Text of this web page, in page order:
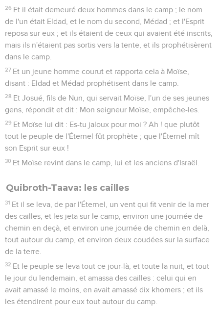
26 Et il était demeuré deux hommes dans le camp ; le nom
de l'un était Eldad, et le nom du second, Médad ; et l'Esprit
reposa sur eux ; et ils étaient de ceux qui avaient été inscrits,
mais ils n'étaient pas sortis vers la tente, et ils prophétisèrent
dans le camp.
27 Et un jeune homme courut et rapporta cela à Moïse,
disant : Eldad et Médad prophétisent dans le camp.
28 Et Josué, fils de Nun, qui servait Moïse, l'un de ses jeunes
gens, répondit et dit : Mon seigneur Moïse, empêche-les.
29 Et Moïse lui dit : Es-tu jaloux pour moi ? Ah ! que plutôt
tout le peuple de l'Éternel fût prophète ; que l'Éternel mît
son Esprit sur eux !
30 Et Moïse revint dans le camp, lui et les anciens d'Israël.
Quibroth-Taava: les cailles
31 Et il se leva, de par l'Éternel, un vent qui fit venir de la mer
des cailles, et les jeta sur le camp, environ une journée de
chemin en deçà, et environ une journée de chemin en delà,
tout autour du camp, et environ deux coudées sur la surface
de la terre.
32 Et le peuple se leva tout ce jour-là, et toute la nuit, et tout
le jour du lendemain, et amassa des cailles : celui qui en
avait amassé le moins, en avait amassé dix khomers ; et ils
les étendirent pour eux tout autour du camp.